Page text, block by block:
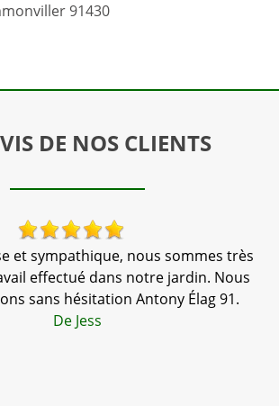
91430
DE NOS CLIENTS
et sympathique, nous sommes très
effectué dans notre jardin. Nous
sans hésitation Antony Élag 91.
De Jess